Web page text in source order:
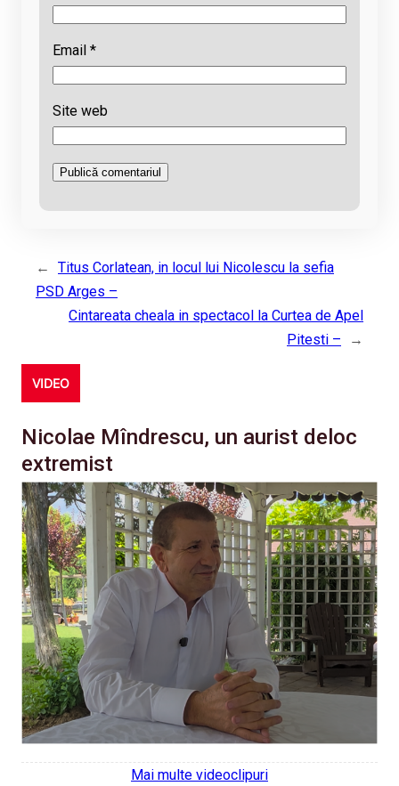
Email *
Site web
←
Titus Corlatean, in locul lui Nicolescu la sefia
PSD Arges –
Cintareata cheala in spectacol la Curtea de Apel
Pitesti –
→
VIDEO
Nicolae Mîndrescu, un aurist deloc
extremist
Mai multe videoclipuri